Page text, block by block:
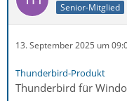
Senior-Mitglied
13. September 2025 um
Thunderbird-Produkt
Thunderbird für